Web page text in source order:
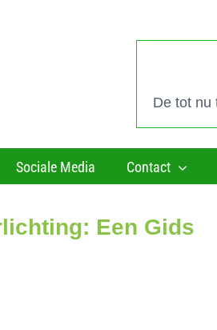
De tot nu
Sociale Media Contact
Een Gids